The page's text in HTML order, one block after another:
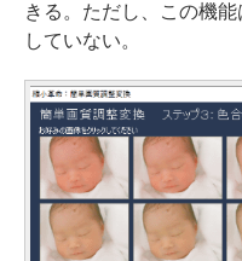
きる。ただし、この機
していない。